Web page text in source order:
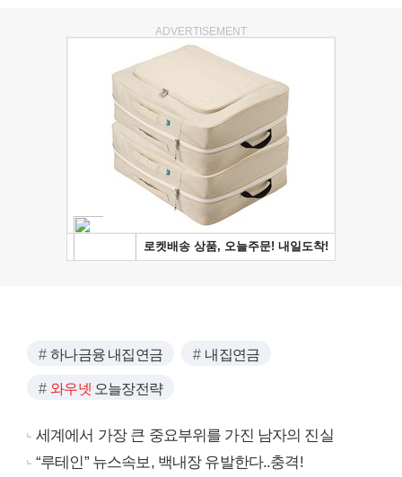
ADVERTISEMENT
하나금융 내집연금 내집연금
와우넷 오늘장전략
세계에서 가장 큰 중요부위를 가진 남자의 진실
“루테인” 뉴스속보, 백내장 유발한다..충격!